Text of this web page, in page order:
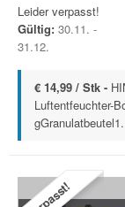
Leider verpasst!
Gültig: 30.11. -
31.12.
€ 14,99 / Stk -
Luftentfeuchter-